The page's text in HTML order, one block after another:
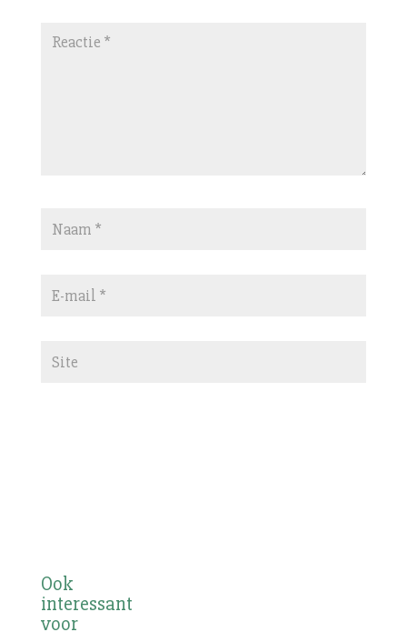
Ook
interessant
voor